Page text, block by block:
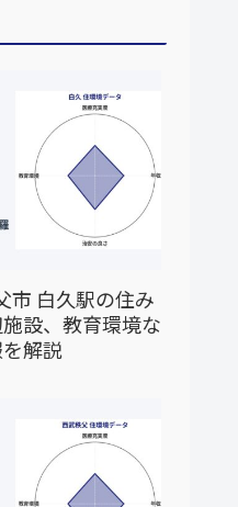
市 白久駅の住み
設、教育環境な
解説